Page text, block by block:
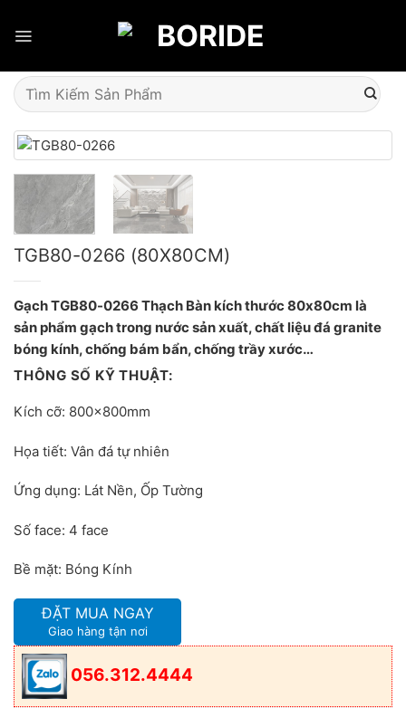
Tìm
kiếm:
TGB80-0266 (80X80CM)
Gạch TGB80-0266 Thạch Bàn kích thước 80x80cm là
sản phẩm gạch trong nước sản xuất, chất liệu đá granite
bóng kính, chống bám bẩn, chống trầy xước…
THÔNG SỐ KỸ THUẬT:
Kích cỡ: 800x800mm
Họa tiết: Vân đá tự nhiên
Ứng dụng: Lát Nền, Ốp Tường
Số face: 4 face
Bề mặt: Bóng Kính
ĐẶT MUA NGAY
Giao hàng tận nơi
056.312.4444